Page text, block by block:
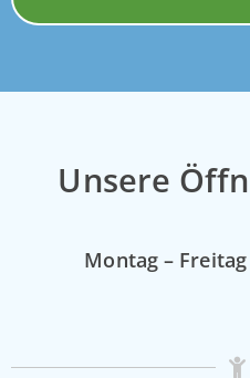
Unsere
Montag –